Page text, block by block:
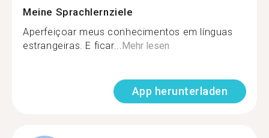
Meine Sprachlernziele
Aperfeiçoar meus conhecimentos em línguas
estrangeiras. E ficar...Mehr lesen
App herunterladen